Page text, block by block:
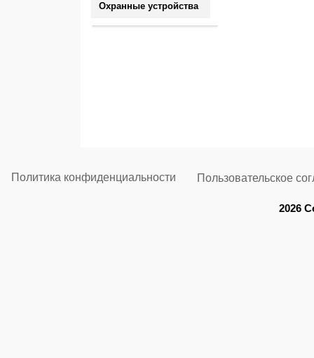
Охранные устройства
Политика конфиденциальности Пользовательское
2026